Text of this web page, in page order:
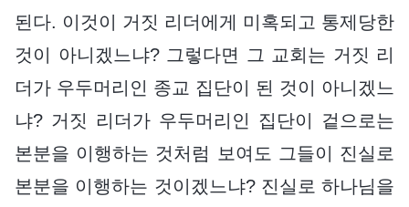
된다. 이것이 거짓 리더에게 미혹되고 통제당한
것이 아니겠느냐? 그렇다면 그 교회는 거짓 리
더가 우두머리인 종교 집단이 된 것이 아니겠느
냐? 거짓 리더가 우두머리인 집단이 겉으로는
본분을 이행하는 것처럼 보여도 그들이 진실로
본분을 이행하는 것이겠느냐? 진실로 하나님을